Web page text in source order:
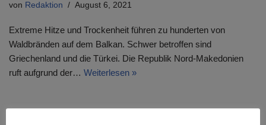
von Redaktion August 6, 2021
Extreme Hitze und Trockenheit führen zu hunderten von
Waldbränden auf dem Balkan. Schwer betroffen sind
Griechenland und die Türkei. Die Republik Nord-Makedonien
ruft aufgrund der… Weiterlesen »